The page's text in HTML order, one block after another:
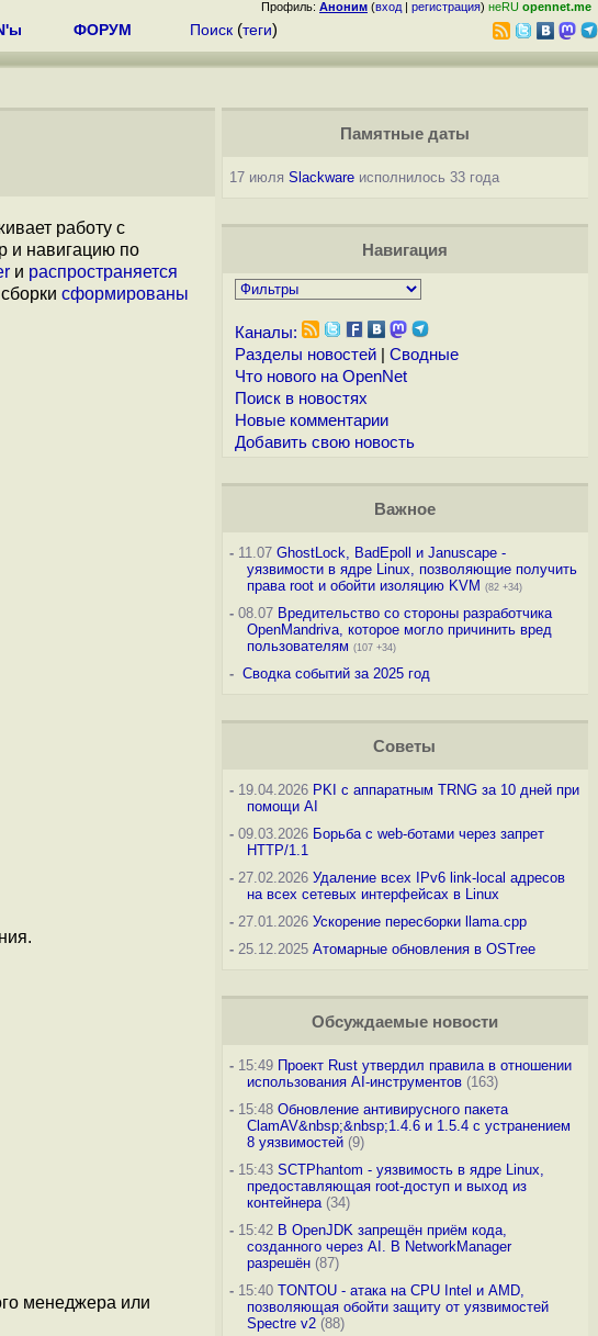
Профиль: Аноним (вход | регистрация) неRU opennet.me
ФОРУМ Поиск (теги)
работу с
и навигацию по
и распространяется
сформированы
менеджера или
Памятные даты
17 июля Slackwareисполнилось 33 года
Навигация
Каналы:
Разделы новостей| Сводные
Что нового на OpenNet
Поиск в новостях
Новые комментарии
Добавить свою новость
Важное
-11.07 GhostLock, BadEpoll и Januscape -
уязвимости в ядре Linux, позволяющие получить
права root и обойти изоляцию KVM (82 +34)
-08.07 Вредительство со стороны разработчика
OpenMandriva, которое могло причинить вред
пользователям (107 +34)
- Сводка событий за 2025 год
Советы
-19.04.2026 PKI с аппаратным TRNG за 10 дней при
помощи AI
-09.03.2026 Борьба с web-ботами через запрет
HTTP/1.1
-27.02.2026 Удаление всех IPv6 link-local адресов
на всех сетевых интерфейсах в Linux
-27.01.2026 Ускорение пересборки llama.cpp
-25.12.2025 Атомарные обновления в OSTree
Обсуждаемые новости
-15:49 Проект Rust утвердил правила в отношении
использования AI-инструментов(163)
-15:48 Обновление антивирусного пакета
ClamAV&nbsp;&nbsp;1.4.6 и 1.5.4 с устранением
8 уязвимостей(9)
-15:43 SCTPhantom - уязвимость в ядре Linux,
предоставляющая root-доступ и выход из
контейнера(34)
-15:42 В OpenJDK запрещён приём кода,
созданного через AI. В NetworkManager
разрешён(87)
-15:40 TONTOU - атака на CPU Intel и AMD,
позволяющая обойти защиту от уязвимостей
Spectre v2(88)